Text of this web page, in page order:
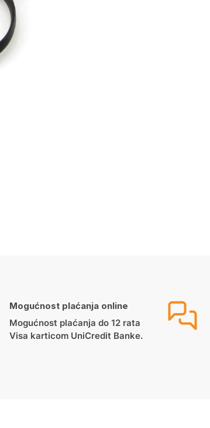
Mogućnost plaćanja online
Mogućnost plaćanja do 12 rata
Visa karticom UniCredit Banke.